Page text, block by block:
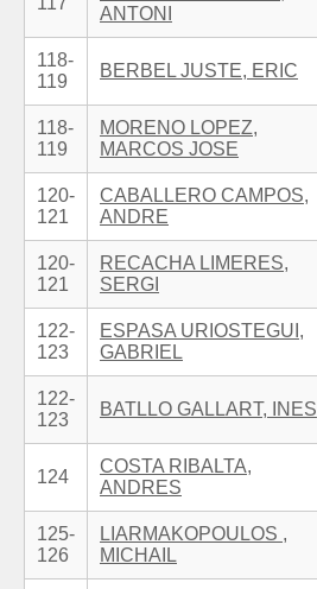
ANTONI
118-
119
BERBEL JUSTE, ERIC
118-
119
MORENO LOPEZ,
MARCOS JOSE
120-
121
CABALLERO CAMPOS,
ANDRE
120-
121
RECACHA LIMERES,
SERGI
122-
123
ESPASA URIOSTEGUI,
GABRIEL
122-
123
BATLLO GALLART, INES
124
COSTA RIBALTA,
ANDRES
125-
126
LIARMAKOPOULOS ,
MICHAIL